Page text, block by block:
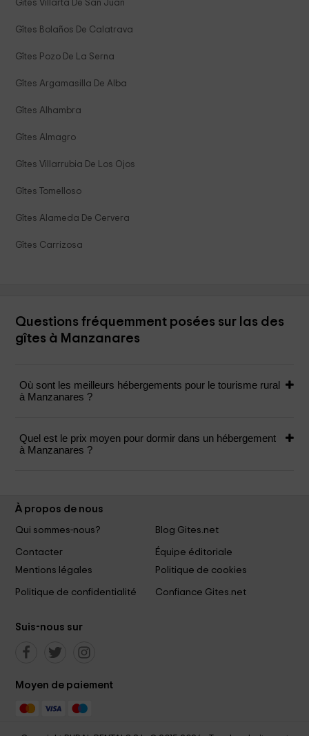
Gîtes Villarta De San Juan
Gîtes Bolaños De Calatrava
Gîtes Pozo De La Serna
Gîtes Argamasilla De Alba
Gîtes Alhambra
Gîtes Almagro
Gîtes Villarrubia De Los Ojos
Gîtes Tomelloso
Gîtes Alameda De Cervera
Gîtes Carrizosa
Questions fréquemment posées sur las des
gîtes à Manzanares
Où sont les meilleurs hébergements pour le tourisme rural
à Manzanares ?
Quel est le prix moyen pour dormir dans un hébergement
à Manzanares ?
À propos de nous
Qui sommes-nous?
Blog Gites.net
Contacter
Équipe éditoriale
Mentions légales
Politique de cookies
Politique de confidentialité Confiance Gites.net
Suis-nous sur
Moyen de paiement